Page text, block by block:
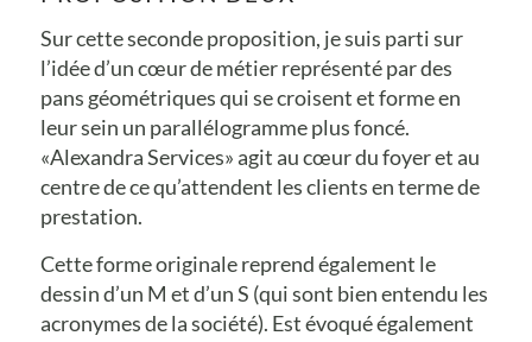
Sur cette seconde proposition, je suis parti sur
l’idée d’un cœur de métier représenté par des
pans géométriques qui se croisent et forme en
leur sein un parallélogramme plus foncé.
«Alexandra Services» agit au cœur du foyer et au
centre de ce qu’attendent les clients en terme de
prestation.
Cette forme originale reprend également le
dessin d’un M et d’un S (qui sont bien entendu les
acronymes de la société). Est évoqué également